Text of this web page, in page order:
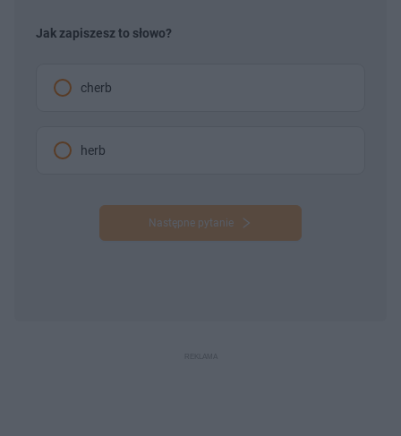
Jak zapiszesz to słowo?
cherb
herb
Następne pytanie